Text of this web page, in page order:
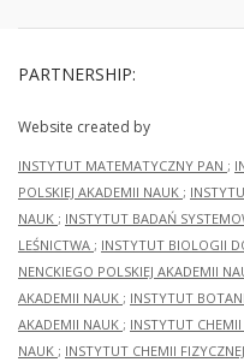
PARTNERSHIP:
Website created by
INSTYTUT MATEMATYCZNY PAN ;
POLSKIEJ AKADEMII NAUK ;
NAUK ; INSTYTUT BADAŃ
LEŚNICTWA ; INSTYTUT BIOLOGII
NENCKIEGO POLSKIEJ AKADEMII
AKADEMII NAUK ; INSTYTUT
AKADEMII NAUK ; INSTYTUT
NAUK ; INSTYTUT CHEMII